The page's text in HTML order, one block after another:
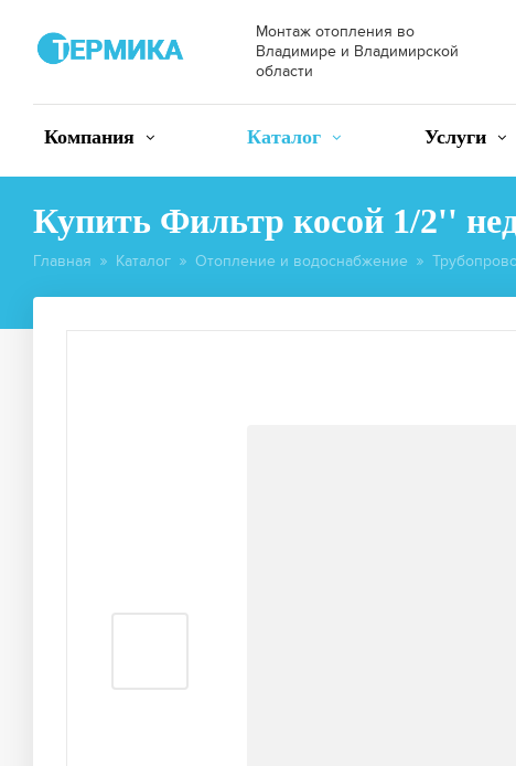
Монтаж отопления во
Владимире и Владимирской
области
Компания Каталог Услуги
Купить Фильтр косой 1/2''
Главная Каталог Отопление и водоснабжение